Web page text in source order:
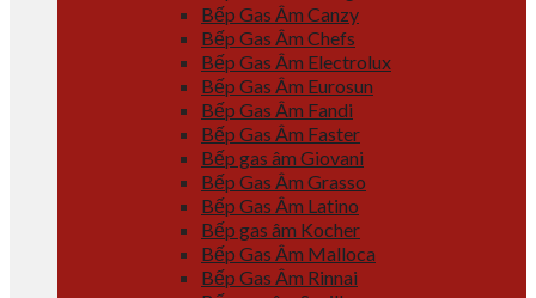
Bếp Gas Âm Canzy
Bếp Gas Âm Chefs
Bếp Gas Âm Electrolux
Bếp Gas Âm Eurosun
Bếp Gas Âm Fandi
Bếp Gas Âm Faster
Bếp gas âm Giovani
Bếp Gas Âm Grasso
Bếp Gas Âm Latino
Bếp gas âm Kocher
Bếp Gas Âm Malloca
Bếp Gas Âm Rinnai